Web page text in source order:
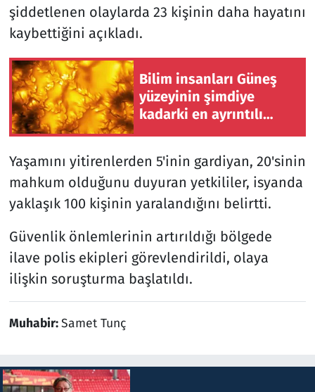
şiddetlenen olaylarda 23 kişinin daha hayatını
kaybettiğini açıkladı.
Bilim insanları Güneş
yüzeyinin şimdiye
kadarki en ayrıntılı
Yaşamını yitirenlerden 5'inin gardiyan, 20'sinin
mahkum olduğunu duyuran yetkililer, isyanda
yaklaşık 100 kişinin yaralandığını belirtti.
Güvenlik önlemlerinin artırıldığı bölgede
ilave polis ekipleri görevlendirildi, olaya
ilişkin soruşturma başlatıldı.
Muhabir:Samet Tunç
Televizyon